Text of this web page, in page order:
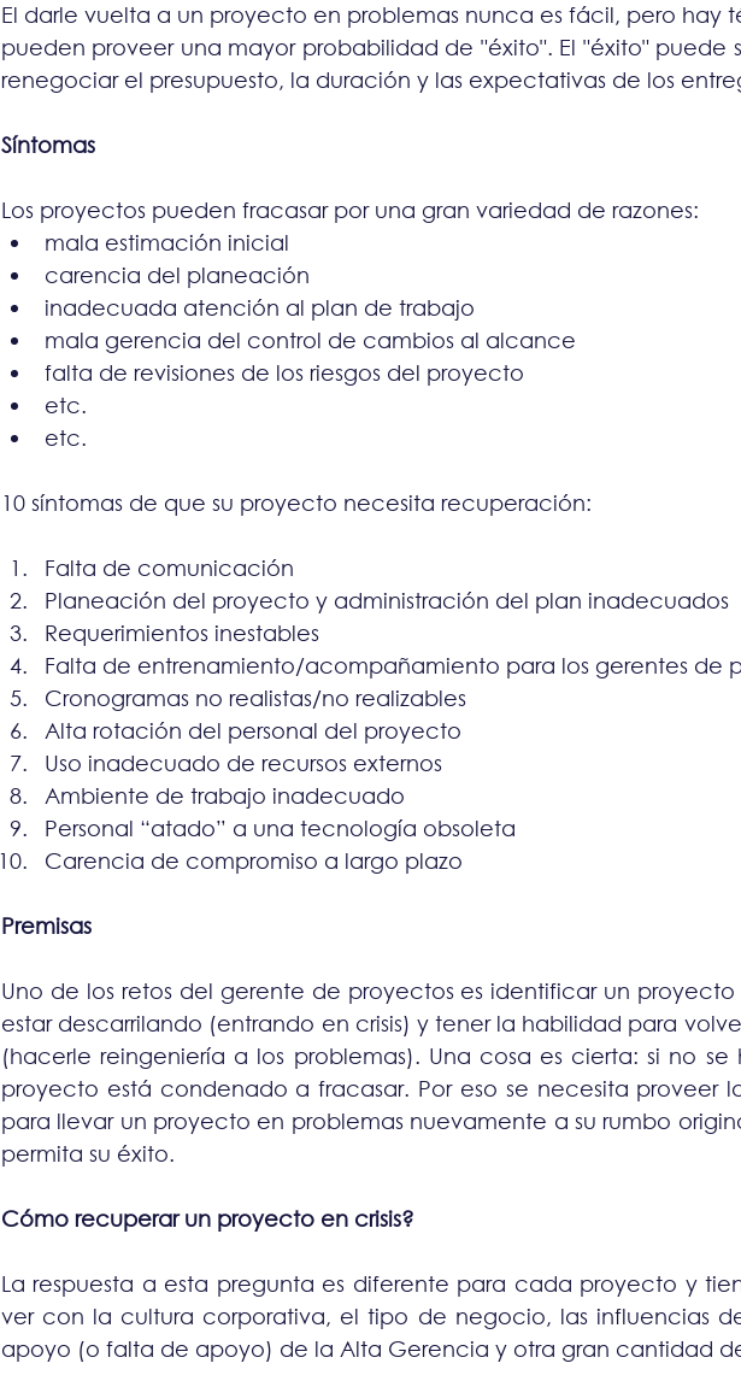
El darle vuelta a un proyecto en problemas nunca es fácil, pero hay
pueden proveer una mayor probabilidad de "éxito". El "éxito" puede
renegociar el presupuesto, la duración y las expectativas de los
Síntomas
Los proyectos pueden fracasar por una gran variedad de razones:
mala estimación inicial
carencia del planeación
inadecuada atención al plan de trabajo
mala gerencia del control de cambios al alcance
falta de revisiones de los riesgos del proyecto
etc.
etc.
10 síntomas de que su proyecto necesita recuperación:
Falta de comunicación
Planeación del proyecto y administración del plan inadecuados
Requerimientos inestables
Falta de entrenamiento/acompañamiento para los gerentes de
Cronogramas no realistas/no realizables
Alta rotación del personal del proyecto
Uso inadecuado de recursos externos
Ambiente de trabajo inadecuado
Personal “atado” a una tecnología obsoleta
Carencia de compromiso a largo plazo
Premisas
Uno de los retos del gerente de proyectos es identificar un
estar descarrilando (entrando en crisis) y tener la habilidad para
(hacerle reingeniería a los problemas). Una cosa es cierta: si no
proyecto está condenado a fracasar. Por eso se necesita proveer
para llevar un proyecto en problemas nuevamente a su rumbo
permita su éxito.
Cómo recuperar un proyecto en crisis?
La respuesta a esta pregunta es diferente para cada proyecto y
ver con la cultura corporativa, el tipo de negocio, las influencias
apoyo (o falta de apoyo) de la Alta Gerencia y otra gran cantidad